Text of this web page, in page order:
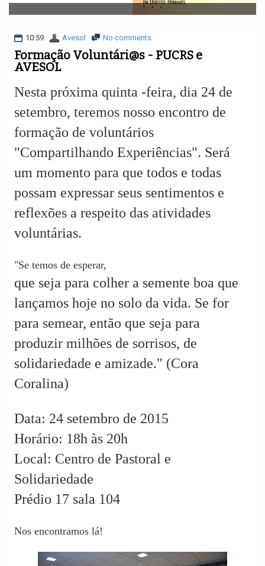
v
i
a
i
10:59 Avesol No comments
Formação Voluntári@s - PUCRS e
AVESOL
Nesta próxima quinta -feira, dia 24 de
setembro, teremos nosso encontro de
formação de voluntários
"Compartilhando Experiências". Será
um momento para que todos e todas
possam expressar seus sentimentos e
reflexões a respeito das atividades
voluntárias.
"Se temos de esperar,
que seja para colher a semente boa que
lançamos hoje no solo da vida. Se for
para semear, então que seja para
produzir milhões de sorrisos, de
solidariedade e amizade." (Cora
Coralina)
Data: 24 setembro de 2015
Horário: 18h às 20h
Local: Centro de Pastoral e
Solidariedade
Prédio 17 sala 104
Nos encontramos lá!